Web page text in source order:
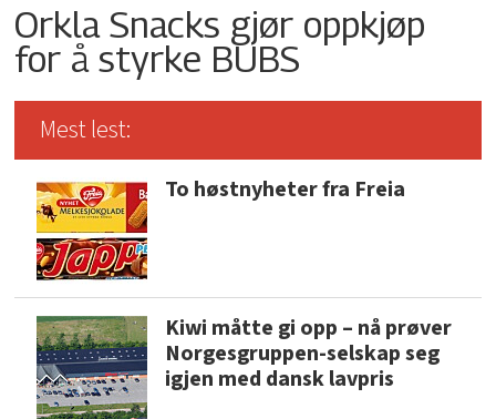
Orkla Snacks gjør oppkjøp
for å styrke BUBS
Mest lest:
To høstnyheter fra Freia
Kiwi måtte gi opp – nå prøver
Norgesgruppen-selskap seg
igjen med dansk lavpris